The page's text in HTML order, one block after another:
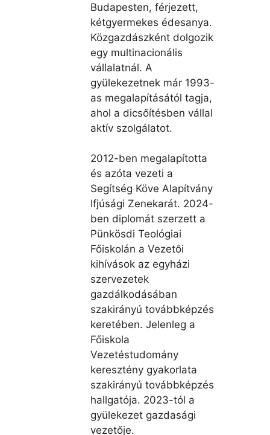
Budapesten, férjezett,
kétgyermekes édesanya.
Közgazdászként dolgozik
egy multinacionális
vállalatnál. A
gyülekezetnek már 1993-
as megalapításától tagja,
ahol a dicsőítésben vállal
aktív szolgálatot.
2012-ben megalapította
és azóta vezeti a
Segítség Köve Alapítvány
Ifjúsági Zenekarát. 2024-
ben diplomát szerzett a
Pünkösdi Teológiai
Főiskolán a Vezetői
kihívások az egyházi
szervezetek
gazdálkodásában
szakirányú továbbképzés
keretében. Jelenleg a
Főiskola
Vezetéstudomány
keresztény gyakorlata
szakirányú továbbképzés
hallgatója. 2023-tól a
gyülekezet gazdasági
vezetője.